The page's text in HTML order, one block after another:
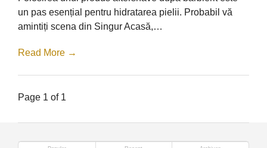
un pas esențial pentru hidratarea pielii. Probabil vă
amintiți scena din Singur Acasă,…
Read More →
Page 1 of 1